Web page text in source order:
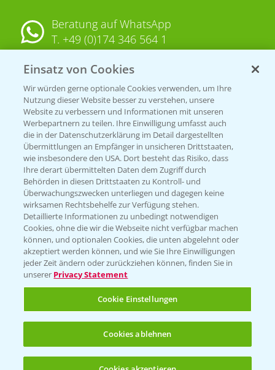
Beratung auf WhatsApp
T. +49 (0)174 346 564 1
KONTAKT
Hilfe in Notfällen
T.+49 (0)214/30-20220
Folgen Sie uns
Allgemeine Nutzungsbedingungen
Datenschutzerklärung
Impressum
Gebrauchshinweise
Einsatz von Cookies
Wir würden gerne optionale Cookies verwenden, um Ihre
Nutzung dieser Website besser zu verstehen, unsere
Website zu verbessern und Informationen mit unseren
Werbepartnern zu teilen. Ihre Einwilligung umfasst auch
die in der Datenschutzerklärung im Detail dargestellten
Übermittlungen an Empfänger in unsicheren Drittstaaten,
wie insbesondere den USA. Dort besteht das Risiko, dass
Ihre derart übermittelten Daten dem Zugriff durch
Behörden in diesen Drittstaaten zu Kontroll- und
Überwachungszwecken unterliegen und dagegen keine
wirksamen Rechtsbehelfe zur Verfügung stehen.
Detaillierte Informationen zu unbedingt notwendigen
Cookies, ohne die wir die Webseite nicht verfügbar machen
können, und optionalen Cookies, die unten abgelehnt oder
akzeptiert werden können, und wie Sie Ihre Einwilligungen
jeder Zeit ändern oder zurückziehen können, finden Sie in
unserer Privacy Statement
Cookie Einstellungen
Cookies ablehnen